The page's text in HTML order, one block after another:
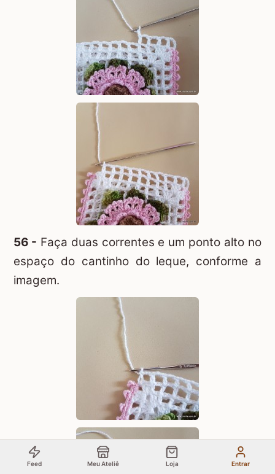
56 - Faça duas correntes e um ponto alto no
espaço do cantinho do leque, conforme a
imagem.
Feed Meu Ateliê Loja Entrar